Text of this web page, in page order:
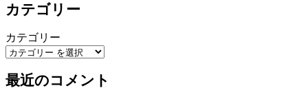
カテゴリー
カテゴリー
最近のコメント